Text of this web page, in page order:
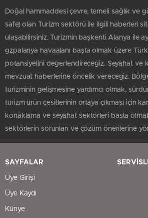
Doğal hammaddesi çevre, temeli sağlık ve
safe) olan Turizm sektörü ile ilgili haberleri
ulaşabilirsiniz. Turizmin başkenti Alanya ile
gzpalanya havaalanı başta olmak üzere
potansiyelini değerlendireceğiz. Seyahat ve
mevzuat haberlerine öncelik verecegiz.
turizminin gelişmesine yardımcı olmak,
turizm ürün çesitlerinin ortaya çıkması için
konaklama ve seyahat sektörleri başta
sektörlerin sorunları ve çözüm önerilerine
SAYFALAR
Üye Girişi
Üye Kaydı
Künye